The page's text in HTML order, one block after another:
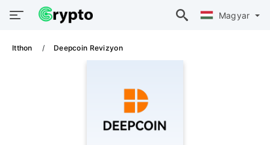
Magyar
Itthon Deepcoin Revizyon